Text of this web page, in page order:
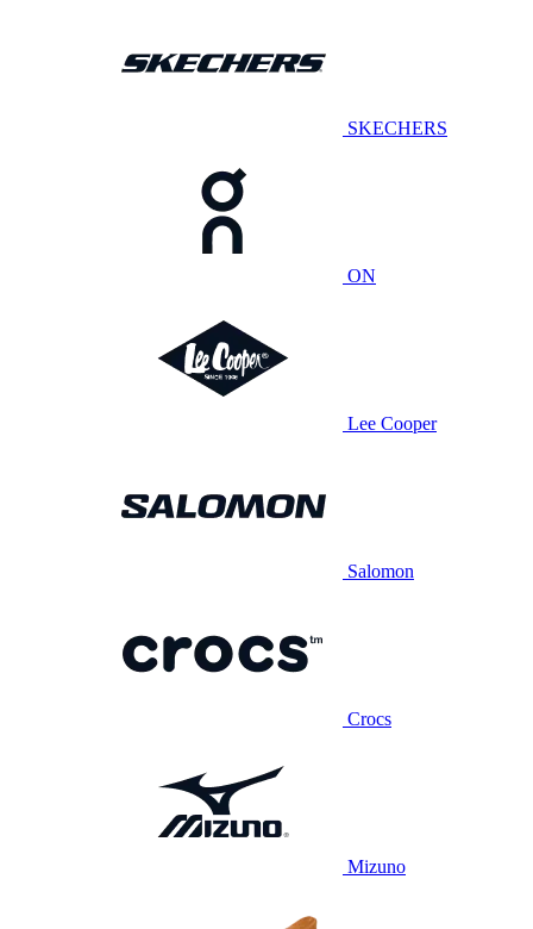
SKECHERS
ON
Lee Cooper
Salomon
Crocs
Mizuno